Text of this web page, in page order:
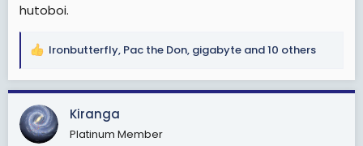
hutoboi.
R
a
c
t
i
Ironbutterfly, Pac the Don, gigabyte and 10 others
Kiranga
Platinum Member